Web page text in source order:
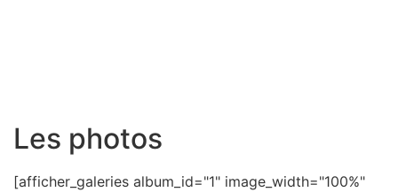
Les photos
[afficher_galeries album_id="1" image_width="100%"